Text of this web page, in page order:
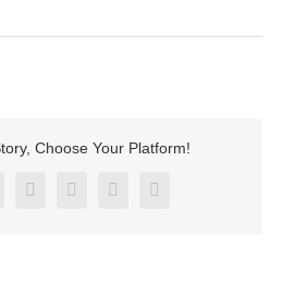
Choose Your Platform!
RedditLinkedInPinterestVk